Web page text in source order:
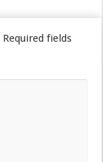
Required fields